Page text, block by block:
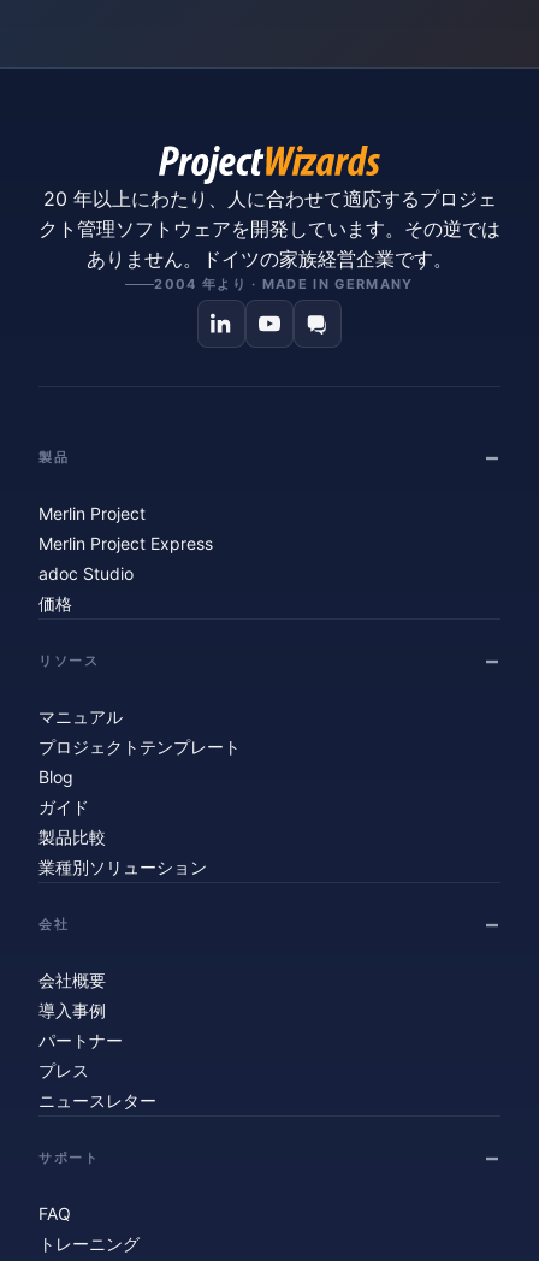
20 年以上にわたり、人に合わせて適応するプロジェ
クト管理ソフトウェアを開発しています。その逆では
ありません。ドイツの家族経営企業です。
2004 年より · MADE IN GERMANY
製品
Merlin Project
Merlin Project Express
adoc Studio
価格
リソース
マニュアル
プロジェクトテンプレート
Blog
ガイド
製品比較
業種別ソリューション
会社
会社概要
導入事例
パートナー
プレス
ニュースレター
サポート
FAQ
トレーニング